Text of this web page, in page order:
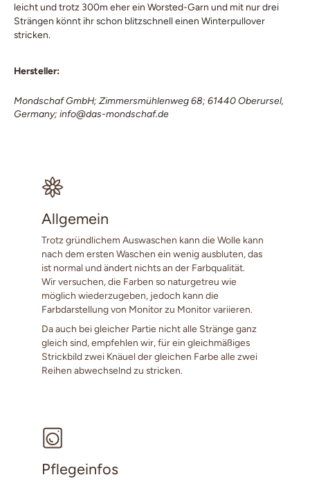
leicht und trotz 300m eher ein Worsted-Garn und mit nur drei
Strängen könnt ihr schon blitzschnell einen Winterpullover
stricken.
Hersteller:
Mondschaf GmbH; Zimmersmühlenweg 68; 61440 Oberursel,
Germany; info@das-mondschaf.de
Allgemein
Trotz gründlichem Auswaschen kann die Wolle kann
nach dem ersten Waschen ein wenig ausbluten, das
ist normal und ändert nichts an der Farbqualität.
Wir versuchen, die Farben so naturgetreu wie
möglich wiederzugeben, jedoch kann die
Farbdarstellung von Monitor zu Monitor variieren.
Da auch bei gleicher Partie nicht alle Stränge ganz
gleich sind, empfehlen wir, für ein gleichmäßiges
Strickbild zwei Knäuel der gleichen Farbe alle zwei
Reihen abwechselnd zu stricken.
Pflegeinfos